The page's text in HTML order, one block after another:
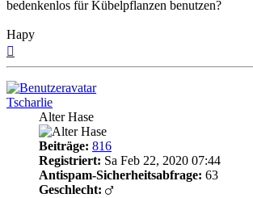
bedenkenlos für Kübelpflanzen benutzen?
Hapy
oben
Tscharlie
Alter Hase
Beiträge: 816
Registriert: Sa Feb 22, 2020 07:44
Antispam-Sicherheitsabfrage: 63
Geschlecht: